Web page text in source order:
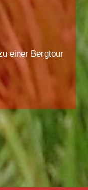
einer Bergtour